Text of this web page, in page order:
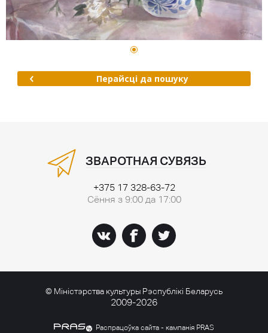
Перайсці да пошуку
ЗВАРОТНАЯ СУВЯЗЬ
+375 17 328-63-72
Сёння з 9:00 да 17:00
© Міністэрства культуры Рэспублікі Беларусь
2009-2026
Распрацоўка сайта - кампанія PRAS